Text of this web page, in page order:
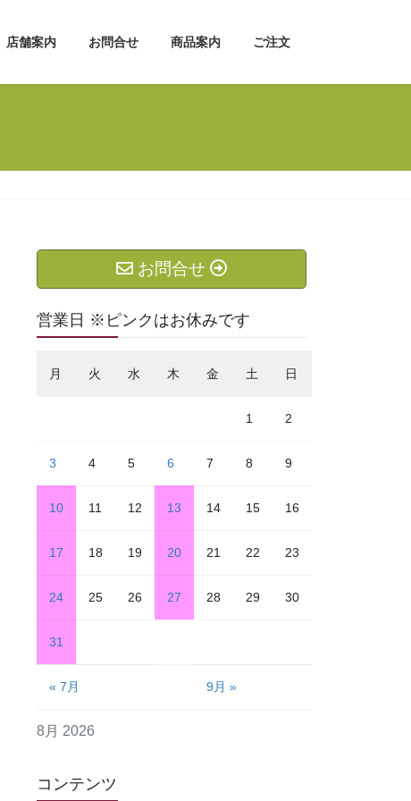
店舗案内 お問合せ 商品案内 ご注文
お問合せ
営業日 ※ピンクはお休みです
8月 2026
月 火 水 木 金 土 日
1 2
3 4 5 6 7 8 9
10 11 12 13 14 15 16
17 18 19 20 21 22 23
24 25 26 27 28 29 30
31
« 7月 9月 »
コンテンツ